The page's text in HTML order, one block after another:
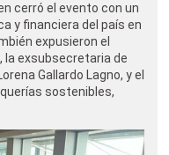
cerró el evento con un
y financiera del país en
expusieron el
la exsubsecretaria de
Gallardo Lagno, y el
sostenibles,